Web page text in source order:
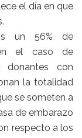
el día en que
un 56% de
el caso de
donantes con
la totalidad
se someten a
de embarazo
respecto a los